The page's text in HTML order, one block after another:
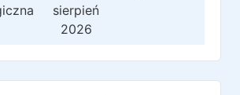
sierpień
2026